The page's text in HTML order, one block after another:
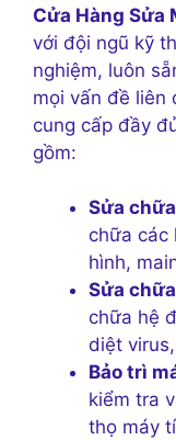
Cửa Hàng Sửa
với đội ngũ kỹ
nghiệm, luôn
mọi vấn đề liên
cung cấp đầy
gồm:
Sửa
chữa các
hình,
Sửa
chữa hệ
diệt
Bảo trì
kiểm tra
thọ máy